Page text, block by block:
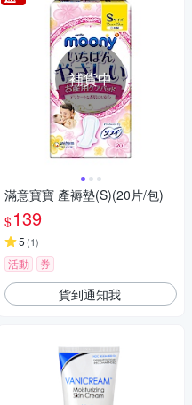
補貨中
滿意寶寶 產褥墊(S)(20片/包)
$139
5 (1)
活動 券
貨到通知我